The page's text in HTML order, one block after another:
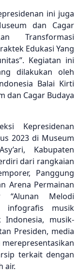
ini juga
dan Cagar
Transformasi
Edukasi Yang
Kegiatan ini
dilakukan oleh
Balai Kirti
dan Cagar Budaya
Kepresidenan
2023 di Museum
Kabupaten
dari rangkaian
Panggung
Arena Permainan
“Alunan Melodi
infografis musik
Indonesia, musik-
Presiden, media
terkait dengan
air.